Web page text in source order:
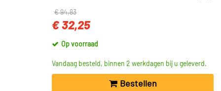
€ 94,83
€ 32,25
Op voorraad
Vandaag besteld, binnen 2 werkdagen bij u geleverd.
Bestellen